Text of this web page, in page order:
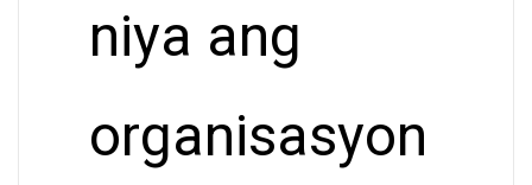
niya ang
organisasyon